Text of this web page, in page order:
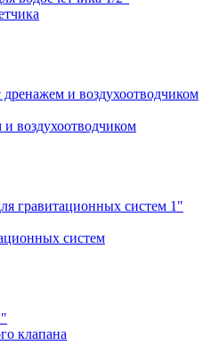
воздухоотводчиком
систем
клапана